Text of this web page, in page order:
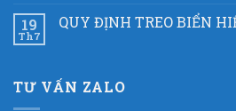
19
Th7
QUY ĐỊNH TREO BIỂN
TƯ VẤN ZALO